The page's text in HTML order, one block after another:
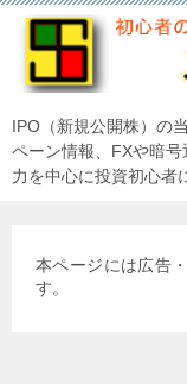
IPO（新規公開株）の
ペーン情報、FXや暗
力を中心に投資初心者
本ページには広告
す。